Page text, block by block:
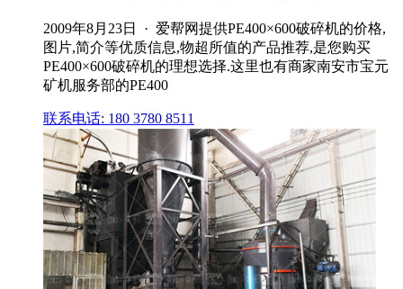
2009年8月23日 · 爱帮网提供PE400×600破碎机的价格,
图片,简介等优质信息,物超所值的产品推荐,是您购买
PE400×600破碎机的理想选择.这里也有商家南安市宝元
矿机服务部的PE400
联系电话: 180 3780 8511